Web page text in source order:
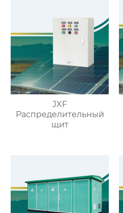
JXF
Распределительный
щит